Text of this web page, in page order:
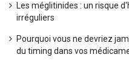
Les méglitinides : un risque
irréguliers
Pourquoi vous ne devriez
du timing dans vos